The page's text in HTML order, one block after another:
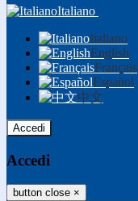
Italiano
Italiano
English
Français
Español
中文
Accedi
Accedi
button close ×